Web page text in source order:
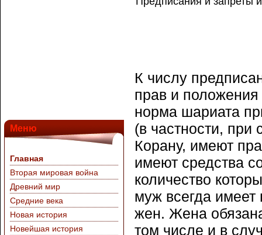
Меню
Главная
Вторая мировая война
Древний мир
Средние века
Новая история
Новейшая история
К числу
прав и
норма шариата
(в частности, при
Корану, имеют
имеют средства
количество
муж всегда
жен. Жена
том числе и в